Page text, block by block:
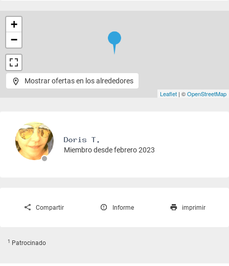
+
−
Leaflet | ©OpenStreetMap
Mostrar ofertas en los alrededores
Miembro desde febrero 2023
Compartir Informe imprimir
1 Patrocinado